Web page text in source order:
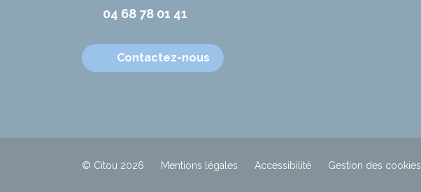
04 68 78 01 41
Contactez-nous
© Citou 2026 Mentions légales Accessibilité Gestion des cookies